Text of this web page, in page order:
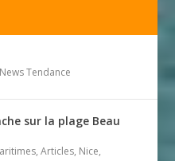
News Tendance
sur la plage Beau
,Articles, Nice,